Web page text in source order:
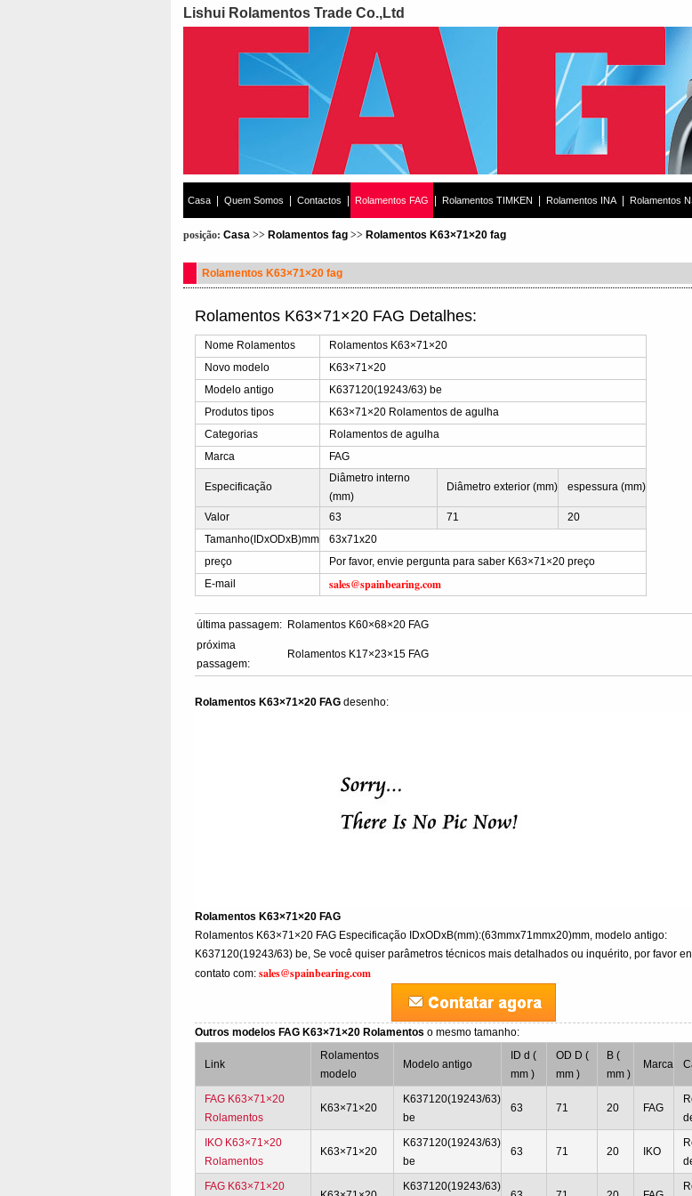
Lishui Rolamentos Trade Co.,Ltd
Casa Quem Somos Contactos Rolamentos FAG Rolamentos TIMKEN Rolamentos INA Rolamentos
posição: Casa >> Rolamentos fag >> Rolamentos K63×71×20 fag
Rolamentos K63×71×20 fag
Rolamentos K63×71×20 FAG Detalhes:
Nome Rolamentos
Rolamentos K63×71×20
Novo modelo
K63×71×20
Modelo antigo
K637120(19243/63) be
Produtos tipos
K63×71×20 Rolamentos de agulha
Categorias
Rolamentos de agulha
Marca
FAG
Especificação
Diâmetro interno
(mm)
Diâmetro exterior (mm) espessura (mm)
Valor 63 71
20
Tamanho(IDxODxB)mm
63x71x20
preço
Por favor, envie pergunta para saber K63×71×20 preço
E-mail
sales@spainbearing.com
última passagem: Rolamentos K60×68×20 FAG
próxima
passagem:
Rolamentos K17×23×15 FAG
Rolamentos K63×71×20 FAG desenho:
Rolamentos K63×71×20 FAG
Rolamentos K63×71×20 FAG Especificação IDxODxB(mm):(63mmx71mmx20)mm, modelo antigo:
K637120(19243/63) be, Se você quiser parâmetros técnicos mais detalhados ou inquérito, por favor
contato com:sales@spainbearing.com
Outros modelos FAG K63×71×20 Rolamentoso mesmo tamanho:
Link
Rolamentos
modelo
Modelo antigo
ID d (
mm )
OD D (
mm )
B (
mm )
Marca
FAG K63×71×20
Rolamentos
K63×71×20
K637120(19243/63)
be
63 71 20 FAG
IKO K63×71×20
Rolamentos
K63×71×20
K637120(19243/63)
be
63 71 20 IKO
FAG K63×71×20
K637120(19243/63)